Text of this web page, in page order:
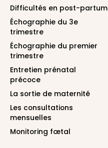
Difficultés en post-partum
Échographie du 3e
trimestre
Échographie du premier
trimestre
Entretien prénatal
précoce
La sortie de maternité
Les consultations
mensuelles
Monitoring fœtal